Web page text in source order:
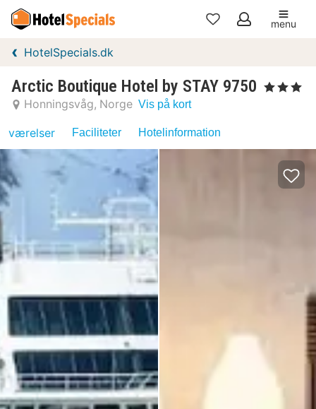
Mine
menu
HotelSpecials.dk
Arctic Boutique Hotel by STAY 9750 , 3 Stjerner
Honningsvåg Norge Vis på kort
værelser Faciliteter Hotelinformation